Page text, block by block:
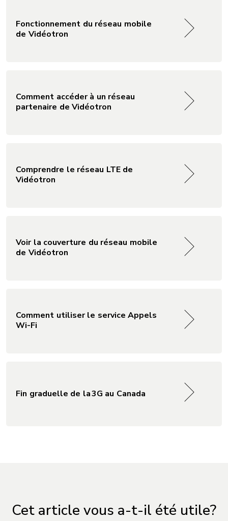
Fonctionnement du réseau mobile
de Vidéotron
Comment accéder à un réseau
partenaire de Vidéotron
Comprendre le réseau LTE de
Vidéotron
Voir la couverture du réseau mobile
de Vidéotron
Comment utiliser le service Appels
Wi-Fi
Fin graduelle de la 3G au Canada
Cet article vous a-t-il été utile?